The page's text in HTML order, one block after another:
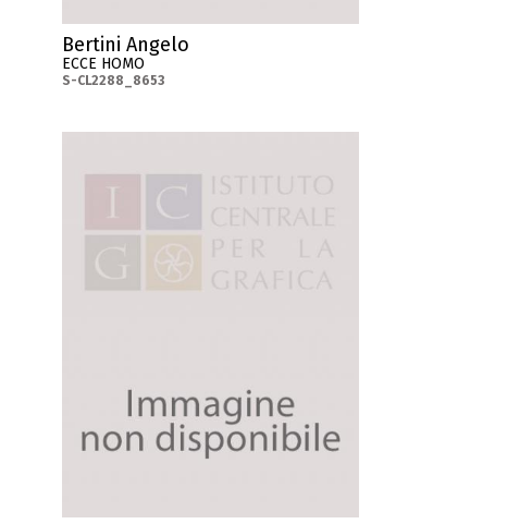
Bertini Angelo
ECCE HOMO
S-CL2288_8653